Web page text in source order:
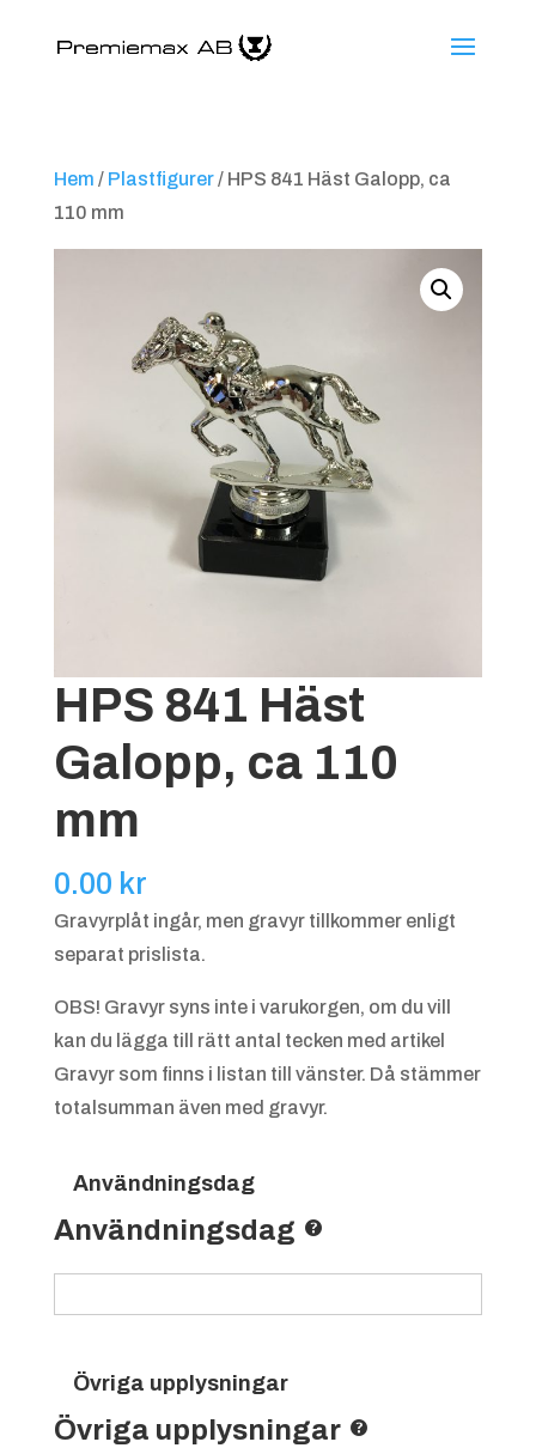
Hem / Plastfigurer/ HPS 841 Häst Galopp, ca
110 mm
HPS 841 Häst
Galopp, ca 110
mm
0.00 kr
Gravyrplåt ingår, men gravyr tillkommer enligt
separat prislista.
OBS! Gravyr syns inte i varukorgen, om du vill
kan du lägga till rätt antal tecken med artikel
Gravyr som finns i listan till vänster. Då stämmer
totalsumman även med gravyr.
Användningsdag
Användningsdag
Övriga upplysningar
Övriga upplysningar